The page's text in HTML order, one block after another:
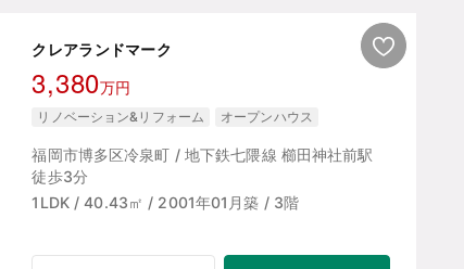
クレアランドマーク
3,380万円
リノベーション&リフォーム オープンハウス
福岡市博多区冷泉町 / 地下鉄七隈線 櫛田神社前駅
徒歩3分
1LDK / 40.43㎡ / 2001年01月築 / 3階